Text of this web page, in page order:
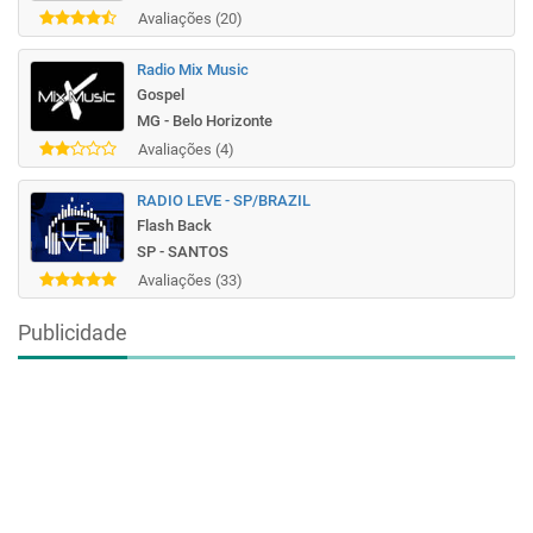
Avaliações (20)
Radio Mix Music
Gospel
MG - Belo Horizonte
Avaliações (4)
RADIO LEVE - SP/BRAZIL
Flash Back
SP - SANTOS
Avaliações (33)
Publicidade